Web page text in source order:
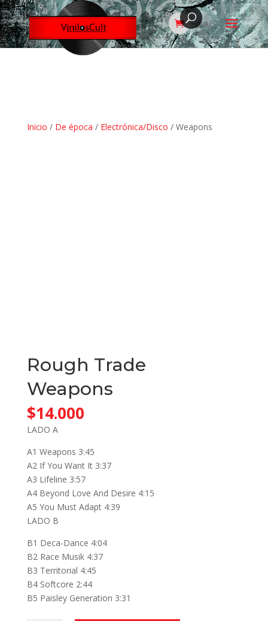
Inicio / De época / Electrónica/Disco / Weapons
Rough Trade
Weapons
$14.000
LADO A
A1 Weapons 3:45
A2 If You Want It 3:37
A3 Lifeline 3:57
A4 Beyond Love And Desire 4:15
A5 You Must Adapt 4:39
LADO B
B1 Deca-Dance 4:04
B2 Race Musik 4:37
B3 Territorial 4:45
B4 Softcore 2:44
B5 Paisley Generation 3:31